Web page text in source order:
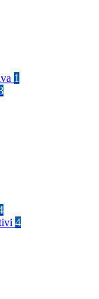
1
4